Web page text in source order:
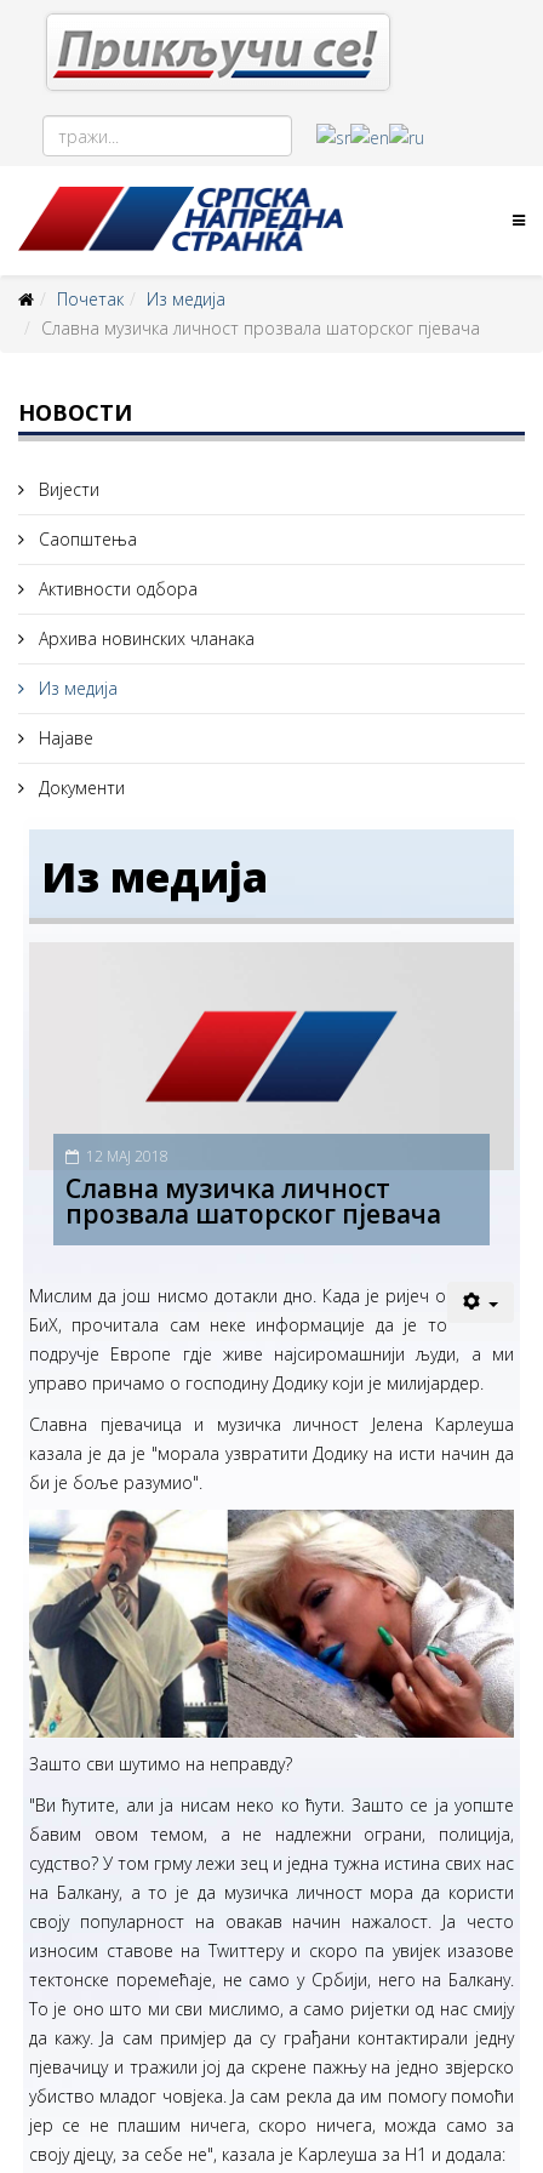
Почетак
Из медија
Славна музичка личност прозвала шаторског пјевача
НОВОСТИ
Вијести
Саопштења
Активности одбора
Архива новинских чланака
Из медија
Најаве
Документи
Из медија
12 МАЈ 2018
Славна музичка личност
прозвала шаторског пјевача
Мислим да још нисмо дотакли дно. Када је ријеч о
БиХ, прочитала сам неке информације да је то
подручје Европе гдје живе најсиромашнији људи, а ми
управо причамо о господину Додику који је милијардер.
Славна пјевачица и музичка личност Јелена Карлеуша
казала је да је "морала узвратити Додику на исти начин да
би је боље разумио".
Зашто сви шутимо на неправду?
"Ви ћутите, али ја нисам неко ко ћути. Зашто се ја уопште
бавим овом темом, а не надлежни ограни, полиција,
судство? У том грму лежи зец и једна тужна истина свих нас
на Балкану, а то је да музичка личност мора да користи
своју популарност на овакав начин нажалост. Ја често
износим ставове на Тwиттеру и скоро па увијек изазове
тектонске поремећаје, не само у Србији, него на Балкану.
То је оно што ми сви мислимо, а само ријетки од нас смију
да кажу. Ја сам примјер да су грађани контактирали једну
пјевачицу и тражили јој да скрене пажњу на једно звјерско
убиство младог човјека. Ја сам рекла да им помогу помоћи
јер се не плашим ничега, скоро ничега, можда само за
своју дјецу, за себе не", казала је Карлеуша за Н1 и додала: